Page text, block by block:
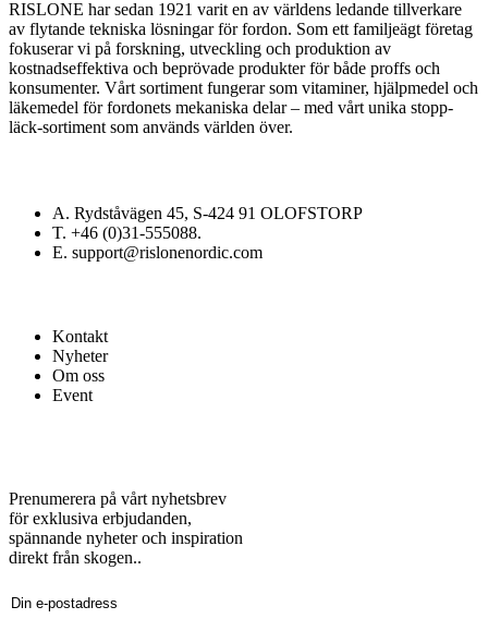
RISLONE har sedan 1921 varit en av världens ledande tillverkare
av flytande tekniska lösningar för fordon. Som ett familjeägt företag
fokuserar vi på forskning, utveckling och produktion av
kostnadseffektiva och beprövade produkter för både proffs och
konsumenter. Vårt sortiment fungerar som vitaminer, hjälpmedel och
läkemedel för fordonets mekaniska delar – med vårt unika stopp-
läck-sortiment som används världen över.
A. Rydståvägen 45, S-424 91 OLOFSTORP
T. +46 (0)31-555088.
E. support@rislonenordic.com
Kontakt
Nyheter
Om oss
Event
Prenumerera på vårt nyhetsbrev
för exklusiva erbjudanden,
spännande nyheter och inspiration
direkt från skogen..